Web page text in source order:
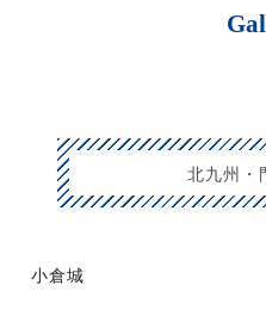
北九州・
小倉城